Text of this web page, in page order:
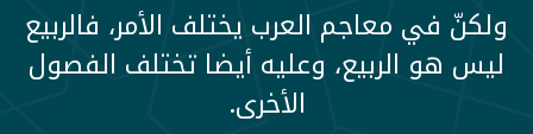
ولكنّ في معاجم العرب يختلف الأمر، فالربيع
ليس هو الربيع، وعليه أيضا تختلف الفصول
الأخرى.